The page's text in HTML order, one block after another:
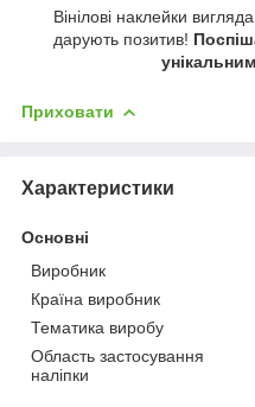
Вінілові наклейки
дарують позитив!
Приховати
Характеристики
Основні
Виробник
Країна виробник
Тематика виробу
Область застосування
наліпки